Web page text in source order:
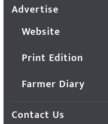
Advertise
Website
Print Edition
Farmer Diary
Contact Us